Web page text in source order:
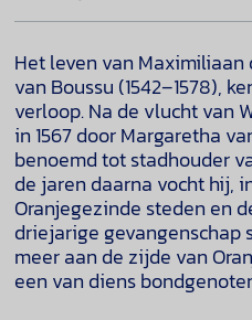
Het leven van
van Boussu (1542–1578),
verloop. Na de vlucht van
in 1567 door Margaretha
benoemd tot stadhouder
de jaren daarna vocht hij,
Oranjegezinde steden en
driejarige gevangenschap
meer aan de zijde van
een van diens